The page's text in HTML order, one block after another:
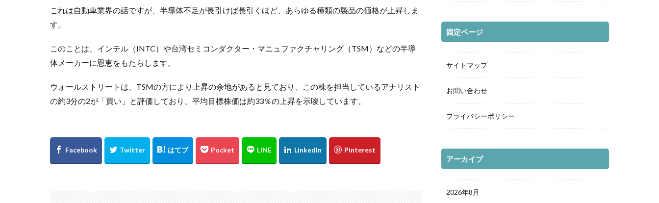
これは自動車業界の話ですが、半導体不足が長引けば長引くほど、あらゆる種類の製品の価格が上昇しま
す。
このことは、インテル（INTC）や台湾セミコンダクター・マニュファクチャリング（TSM）などの半導
体メーカーに恩恵をもたらします。
ウォールストリートは、TSMの方により上昇の余地があると見ており、この株を担当しているアナリスト
の約3分の2が「買い」と評価しており、平均目標株価は約33％の上昇を示唆しています。
固定ページ
サイトマップ
お問い合わせ
プライバシーポリシー
アーカイブ
2026年8月